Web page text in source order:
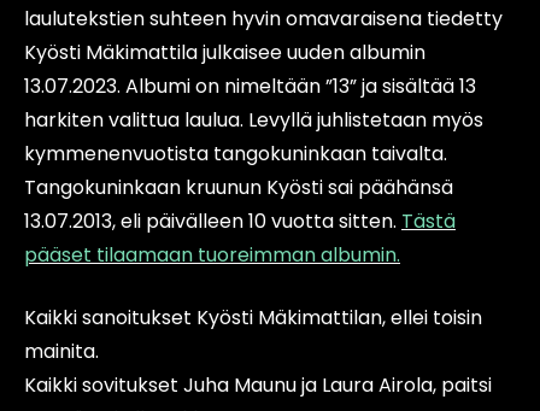
laulutekstien suhteen hyvin omavaraisena tiedetty
Kyösti Mäkimattila julkaisee uuden albumin
13.07.2023. Albumi on nimeltään ”13” ja sisältää 13
harkiten valittua laulua. Levyllä juhlistetaan myös
kymmenenvuotista tangokuninkaan taivalta.
Tangokuninkaan kruunun Kyösti sai päähänsä
13.07.2013, eli päivälleen 10 vuotta sitten. Tästä
pääset tilaamaan tuoreimman albumin.
Kaikki sanoitukset Kyösti Mäkimattilan, ellei toisin
mainita.
Kaikki sovitukset Juha Maunu ja Laura Airola, paitsi